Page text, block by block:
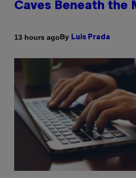
Caves Beneath the
13 hours agoBy Luis Prada